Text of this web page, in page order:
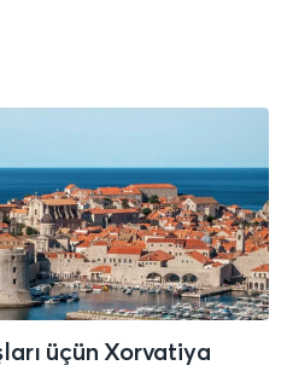
üçün Xorvatiya